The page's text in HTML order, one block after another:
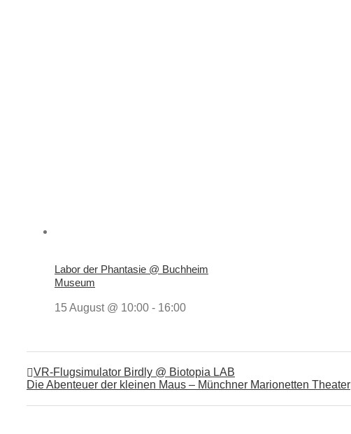
Labor der Phantasie @ Buchheim
Museum
15 August @ 10:00 - 16:00
VR-Flugsimulator Birdly @ Biotopia LAB
Die Abenteuer der kleinen Maus – Münchner Marionetten Theater